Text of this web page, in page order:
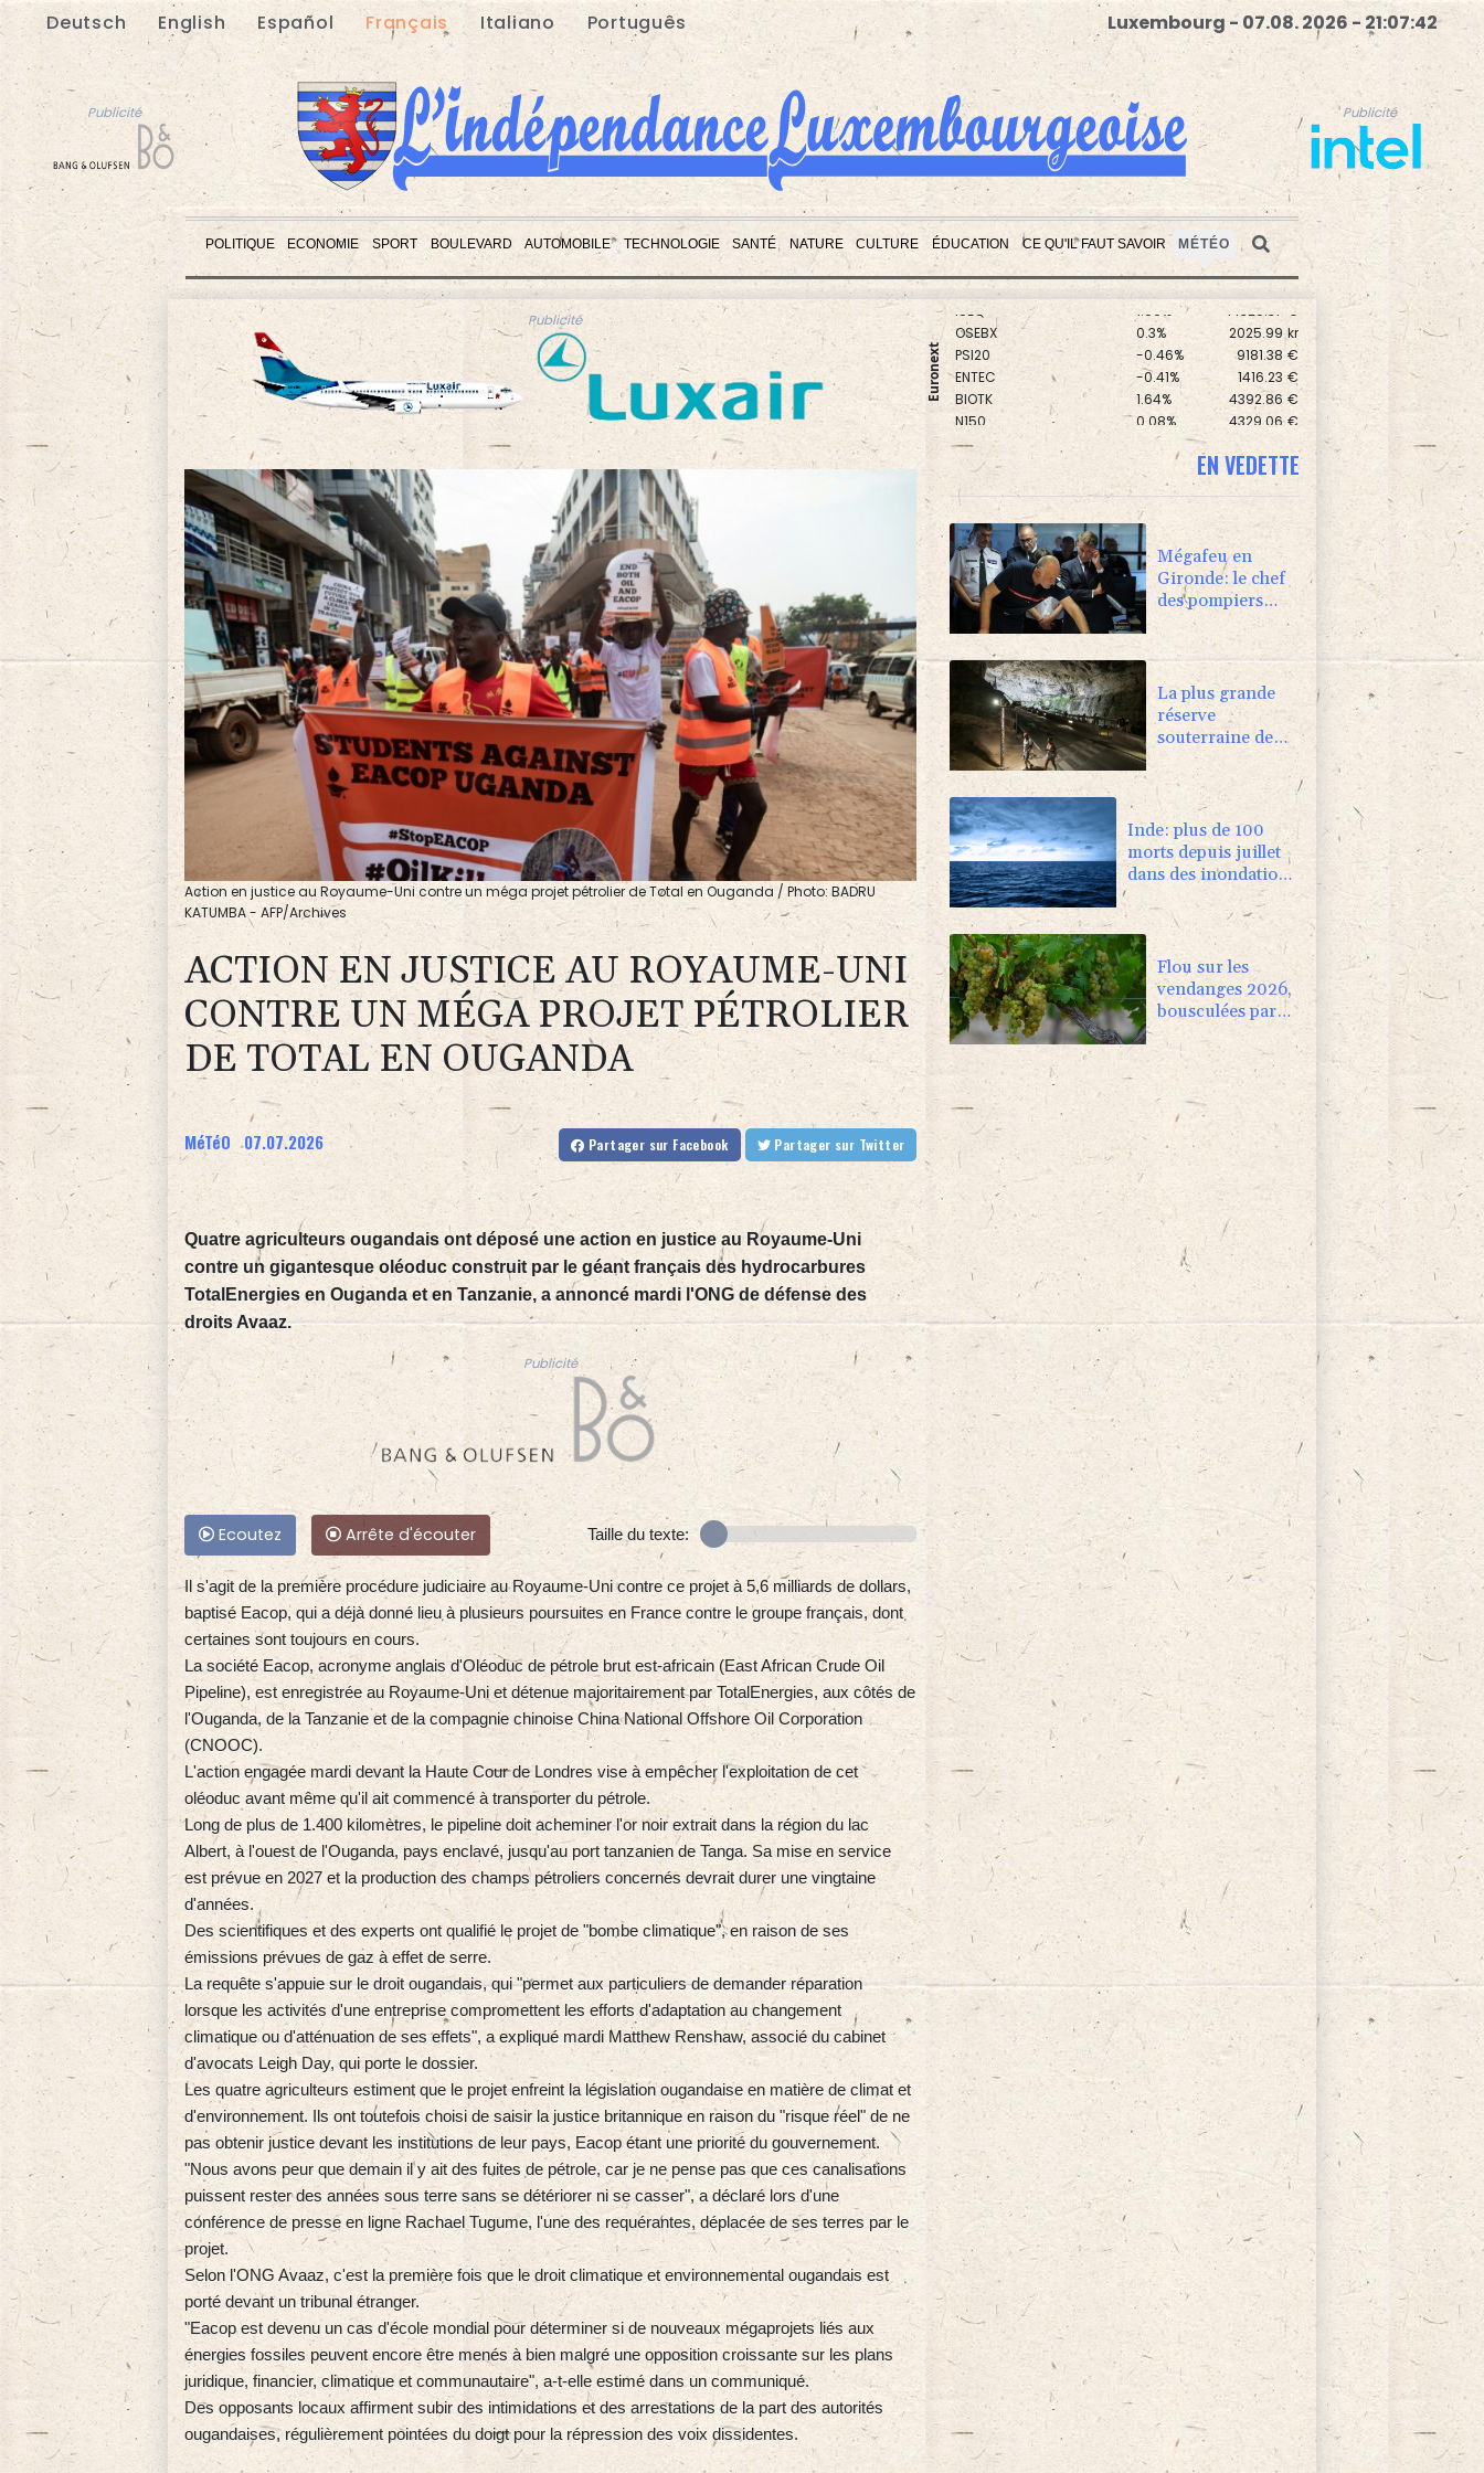
Deutsch English Español Français Italiano Português Luxembourg - 07.08. 2026 - 21:07:43
Publicité Publicité
POLITIQUE ECONOMIE SPORT BOULEVARD AUTOMOBILE TECHNOLOGIE SANTÉ NATURE CULTURE ÉDUCATION CE QU'IL FAUT SAVOIR MÉTÉO
Publicité
Publicité
Euronext
BEL20 0.3% 5777.71
PX1
0.17% 8714.93
ISEQ
1.99% 14320.37
OSEBX
0.3% 2025.99
kr
PSI20
-0.46% 9181.38 €
ENTEC
-0.41% 1416.23 €
BIOTK
1.64% 4392.86 €
N150
0.08% 4329.06 €
AEX
-0.09% 1111.47 €
Action en justice au Royaume-Uni contre un méga projet pétrolier de Total en Ouganda / Photo: BADRU
KATUMBA - AFP/Archives
ACTION EN JUSTICE AU ROYAUME-UNI
CONTRE UN MÉGA PROJET PÉTROLIER
DE TOTAL EN OUGANDA
MéTéO 07.07.2026 Partager sur Facebook Partager sur Twitter
Quatre agriculteurs ougandais ont déposé une action en justice au Royaume-Uni
contre un gigantesque oléoduc construit par le géant français des hydrocarbures
TotalEnergies en Ouganda et en Tanzanie, a annoncé mardi l'ONG de défense des
droits Avaaz.
Publicité
Ecoutez Arrête d'écouter Taille du texte:
Il s'agit de la première procédure judiciaire au Royaume-Uni contre ce projet à 5,6 milliards de dollars,
baptisé Eacop, qui a déjà donné lieu à plusieurs poursuites en France contre le groupe français, dont
certaines sont toujours en cours.
La société Eacop, acronyme anglais d'Oléoduc de pétrole brut est-africain (East African Crude Oil
Pipeline), est enregistrée au Royaume-Uni et détenue majoritairement par TotalEnergies, aux côtés de
l'Ouganda, de la Tanzanie et de la compagnie chinoise China National Offshore Oil Corporation
(CNOOC).
L'action engagée mardi devant la Haute Cour de Londres vise à empêcher l'exploitation de cet
oléoduc avant même qu'il ait commencé à transporter du pétrole.
Long de plus de 1.400 kilomètres, le pipeline doit acheminer l'or noir extrait dans la région du lac
Albert, à l'ouest de l'Ouganda, pays enclavé, jusqu'au port tanzanien de Tanga. Sa mise en service
est prévue en 2027 et la production des champs pétroliers concernés devrait durer une vingtaine
d'années.
Des scientifiques et des experts ont qualifié le projet de "bombe climatique", en raison de ses
émissions prévues de gaz à effet de serre.
La requête s'appuie sur le droit ougandais, qui "permet aux particuliers de demander réparation
lorsque les activités d'une entreprise compromettent les efforts d'adaptation au changement
climatique ou d'atténuation de ses effets", a expliqué mardi Matthew Renshaw, associé du cabinet
d'avocats Leigh Day, qui porte le dossier.
Les quatre agriculteurs estiment que le projet enfreint la législation ougandaise en matière de climat et
d'environnement. Ils ont toutefois choisi de saisir la justice britannique en raison du "risque réel" de ne
pas obtenir justice devant les institutions de leur pays, Eacop étant une priorité du gouvernement.
"Nous avons peur que demain il y ait des fuites de pétrole, car je ne pense pas que ces canalisations
puissent rester des années sous terre sans se détériorer ni se casser", a déclaré lors d'une
conférence de presse en ligne Rachael Tugume, l'une des requérantes, déplacée de ses terres par le
projet.
Selon l'ONG Avaaz, c'est la première fois que le droit climatique et environnemental ougandais est
porté devant un tribunal étranger.
"Eacop est devenu un cas d'école mondial pour déterminer si de nouveaux mégaprojets liés aux
énergies fossiles peuvent encore être menés à bien malgré une opposition croissante sur les plans
juridique, financier, climatique et communautaire", a-t-elle estimé dans un communiqué.
Des opposants locaux affirment subir des intimidations et des arrestations de la part des autorités
ougandaises, régulièrement pointées du doigt pour la répression des voix dissidentes.
EN VEDETTE
Mégafeu en
Gironde: le chef
des pompiers
dément avoir
"abandonné Le
Porge"
La plus grande
réserve
souterraine de
France devrait
naître en Ariège
en 2027
Inde: plus de 100
morts depuis juillet
dans des inondations
et glissements de
terrain
Flou sur les
vendanges 2026,
bousculées par
les canicules et la
sécheresse